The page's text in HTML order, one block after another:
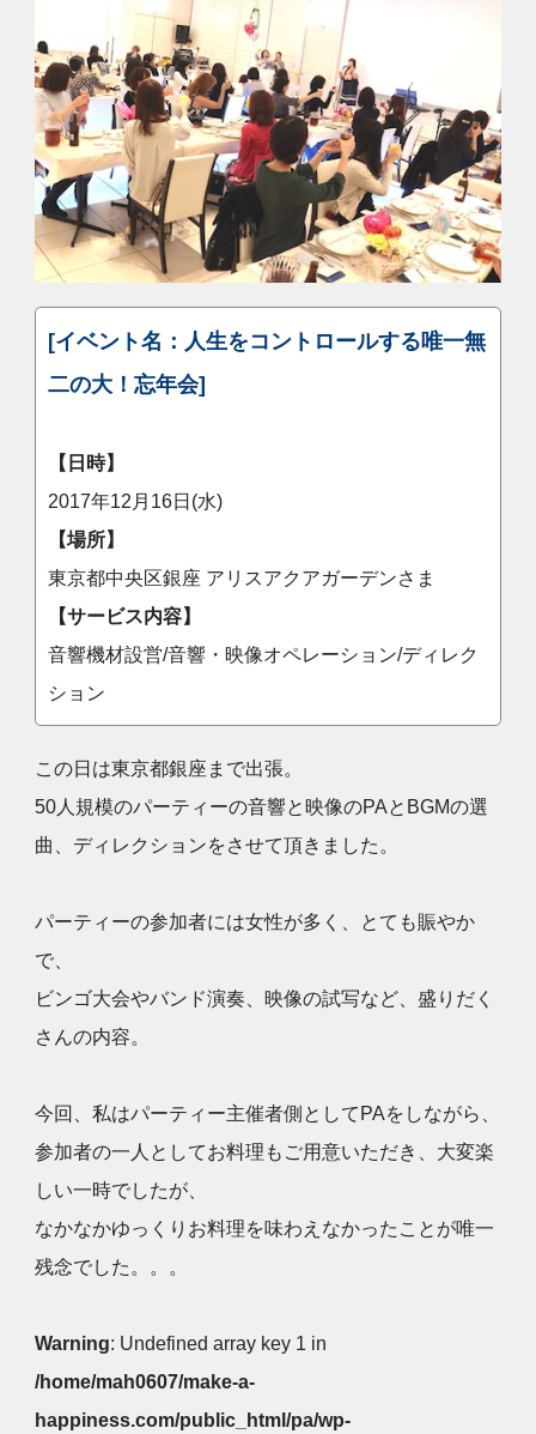
[イベント名：人生をコントロールする唯一無
二の大！忘年会]
【日時】
2017年12月16日(水)
【場所】
東京都中央区銀座 アリスアクアガーデンさま
【サービス内容】
音響機材設営/音響・映像オペレーション/ディレク
ション
この日は東京都銀座まで出張。
50人規模のパーティーの音響と映像のPAとBGMの選
曲、ディレクションをさせて頂きました。
パーティーの参加者には女性が多く、とても賑やか
で、
ビンゴ大会やバンド演奏、映像の試写など、盛りだく
さんの内容。
今回、私はパーティー主催者側としてPAをしながら、
参加者の一人としてお料理もご用意いただき、大変楽
しい一時でしたが、
なかなかゆっくりお料理を味わえなかったことが唯一
残念でした。。。
Warning: Undefined array key 1 in
/home/mah0607/make-a-
happiness.com/public_html/pa/wp-